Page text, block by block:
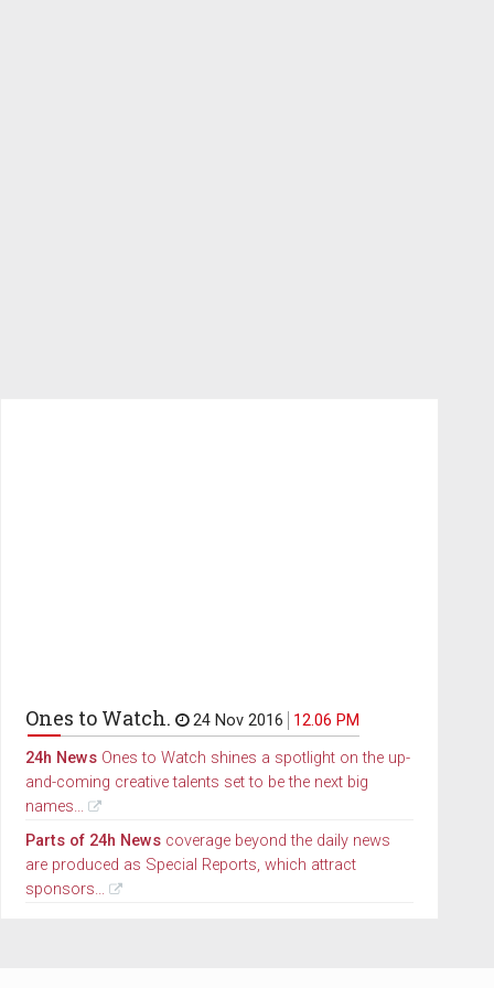
Ones to Watch. 24 Nov 2016
12.06 PM
24h NewsOnes to Watch shines a spotlight on the up-
and-coming creative talents set to be the next big
names...
Parts of 24h Newscoverage beyond the daily news
are produced as Special Reports, which attract
sponsors...